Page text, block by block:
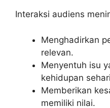
Interaksi audiens
Menghadirkan
relevan.
Menyentuh isu
kehidupan
Memberikan
memiliki nilai.